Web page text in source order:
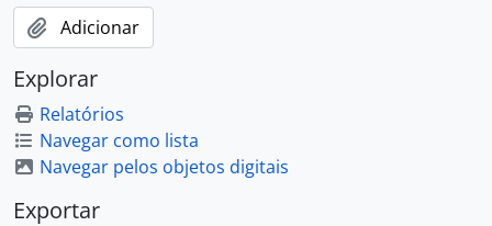
Adicionar
Explorar
Relatórios
Navegar como lista
Navegar pelos objetos digitais
Exportar